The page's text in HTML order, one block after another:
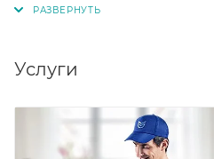
Услуги